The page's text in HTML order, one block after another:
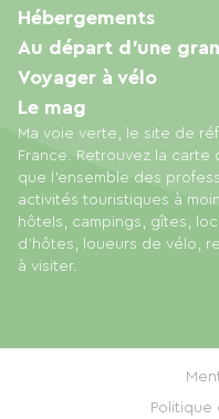
Ma voie verte, le site de
France. Retrouvez la carte
que l'ensemble des
activités touristiques à
hôtels, campings, gîtes,
d'hôtes, loueurs de vélo,
à visiter.
Hébergements
Au départ d'une
Voyager à vélo
Le mag